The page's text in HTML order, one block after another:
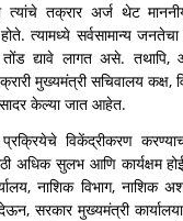
त्यांचे तक्रार अर्ज थेट
त्यामध्ये सर्वसामान्य
तोंड द्यावे लागत असे.
मुख्यमंत्री सचिवालय कक्ष,
केल्या जात आहेत.
विकेंद्रीकरण
अधिक सुलभ आणि कार्यक्षम
नाशिक विभाग, नाशिक
सरकार मुख्यमंत्री